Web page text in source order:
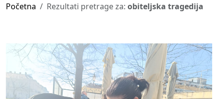
Početna Rezultati pretrage za: obiteljska tragedija